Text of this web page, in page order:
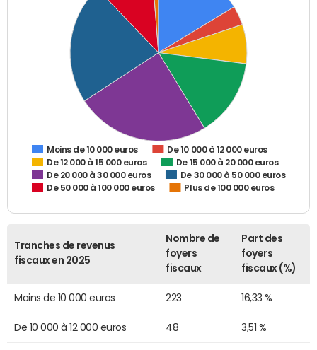
Moins de 10 000 euros
De 10 000 à 12 000 euros
De 12 000 à 15 000 euros
De 15 000 à 20 000 euros
De 20 000 à 30 000 euros
De 30 000 à 50 000 euros
De 50 000 à 100 000 euros
Plus de 100 000 euros
Tranches de revenus
fiscaux en 2025
Nombre de
foyers
fiscaux
Part des
foyers
fiscaux (%)
Moins de 10 000 euros 223 16,33 %
De 10 000 à 12 000 euros 48 3,51 %